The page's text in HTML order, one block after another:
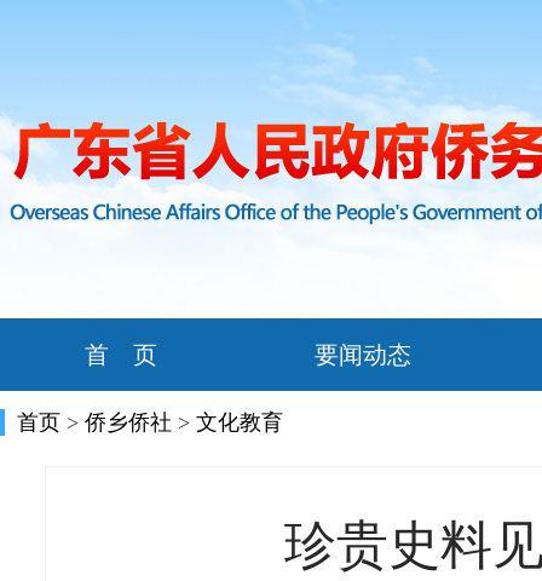
首 页 要闻动态
首页 > 侨乡侨社 > 文化教育
珍贵史料